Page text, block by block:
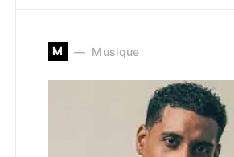
M Musique